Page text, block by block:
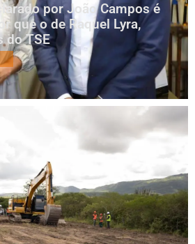
por João Campos é
que o de Raquel Lyra,
do TSE